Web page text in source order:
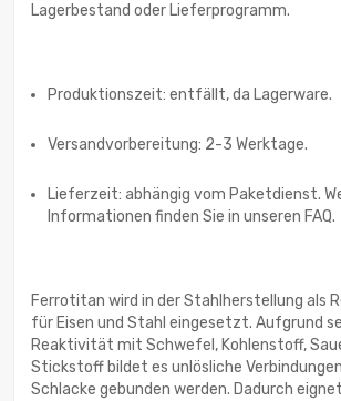
Lagerbestand oder Lieferprogramm.
Produktionszeit: entfällt, da Lagerware.
Versandvorbereitung: 2-3 Werktage.
Lieferzeit: abhängig vom Paketdienst.
Informationen finden Sie in unseren FAQ.
Ferrotitan wird in der Stahlherstellung als
für Eisen und Stahl eingesetzt. Aufgrund
Reaktivität mit Schwefel, Kohlenstoff,
Stickstoff bildet es unlösliche
Schlacke gebunden werden. Dadurch